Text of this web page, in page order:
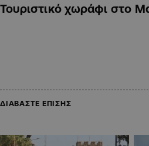
Τουριστικό χωράφι στο
ΔΙΑΒΑΣΤΕ ΕΠΙΣΗΣ